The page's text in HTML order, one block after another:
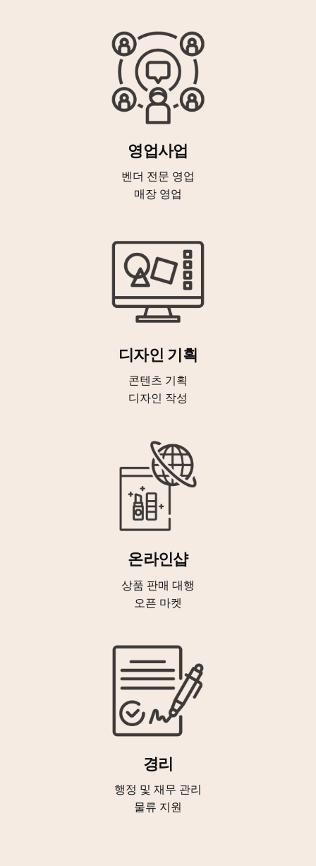
영업사업
벤더 전문 영업
매장 영업
디자인 기획
콘텐츠 기획
디자인 작성
온라인샵
상품 판매 대행
오픈 마켓
경리
행정 및 재무 관리
물류 지원